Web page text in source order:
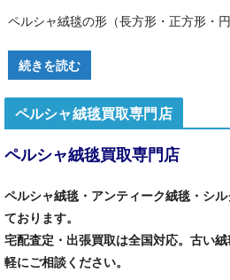
ペルシャ絨毯の形（長方形・正方形・円
続きを読む
ペルシャ絨毯買取専門店
ペルシャ絨毯買取専門店
ペルシャ絨毯・アンティーク絨毯・シ
ております。
宅配査定・出張買取は全国対応。古い
軽にご相談ください。